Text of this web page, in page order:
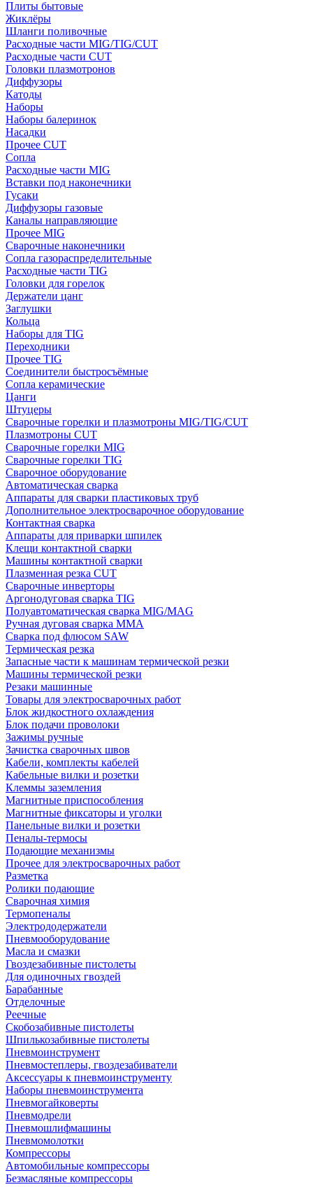
Плиты бытовые
Жиклёры
Шланги поливочные
Расходные части MIG/TIG/CUT
Расходные части CUT
Головки плазмотронов
Диффузоры
Катоды
Наборы
Наборы балеринок
Насадки
Прочее CUT
Сопла
Расходные части MIG
Вставки под наконечники
Гусаки
Диффузоры газовые
Каналы направляющие
Прочее MIG
Сварочные наконечники
Сопла газораспределительные
Расходные части TIG
Головки для горелок
Держатели цанг
Заглушки
Кольца
Наборы для TIG
Переходники
Прочее TIG
Соединители быстросъёмные
Сопла керамические
Цанги
Штуцеры
Сварочные горелки и плазмотроны MIG/TIG/CUT
Плазмотроны CUT
Сварочные горелки MIG
Сварочные горелки TIG
Сварочное оборудование
Автоматическая сварка
Аппараты для сварки пластиковых труб
Дополнительное электросварочное оборудование
Контактная сварка
Аппараты для приварки шпилек
Клещи контактной сварки
Машины контактной сварки
Плазменная резка CUT
Сварочные инверторы
Аргонодуговая сварка TIG
Полуавтоматическая сварка MIG/MAG
Ручная дуговая сварка MMA
Сварка под флюсом SAW
Термическая резка
Запасные части к машинам термической резки
Машины термической резки
Резаки машинные
Товары для электросварочных работ
Блок жидкостного охлаждения
Блок подачи проволоки
Зажимы ручные
Зачистка сварочных швов
Кабели, комплекты кабелей
Кабельные вилки и розетки
Клеммы заземления
Магнитные приспособления
Магнитные фиксаторы и уголки
Панельные вилки и розетки
Пеналы-термосы
Подающие механизмы
Прочее для электросварочных работ
Разметка
Ролики подающие
Сварочная химия
Термопеналы
Электрододержатели
Пневмооборудование
Масла и смазки
Гвоздезабивные пистолеты
Для одиночных гвоздей
Барабанные
Отделочные
Реечные
Скобозабивные пистолеты
Шпилькозабивные пистолеты
Пневмоинструмент
Пневмостеплеры, гвоздезабиватели
Аксессуары к пневмоинструменту
Наборы пневмоинструмента
Пневмогайковерты
Пневмодрели
Пневмошлифмашины
Пневмомолотки
Компрессоры
Автомобильные компрессоры
Безмасляные компрессоры